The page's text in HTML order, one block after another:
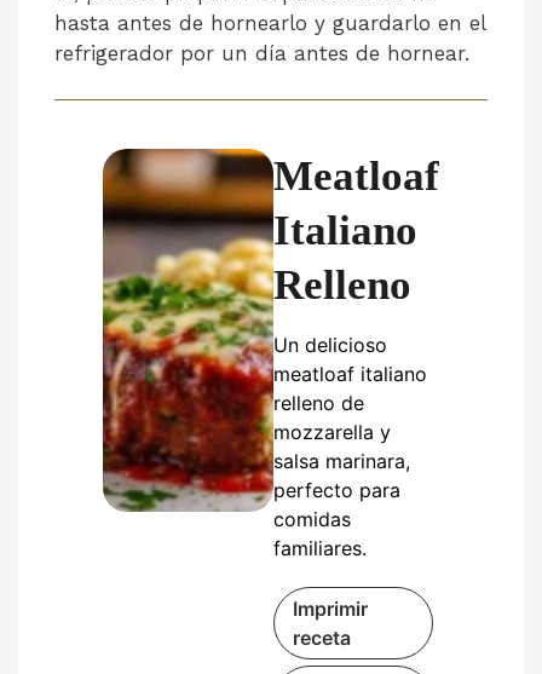
hasta antes de hornearlo y guardarlo en el
refrigerador por un día antes de hornear.
Meatloaf
Italiano
Relleno
Un delicioso
meatloaf italiano
relleno de
mozzarella y
salsa marinara,
perfecto para
comidas
familiares.
Imprimir
receta